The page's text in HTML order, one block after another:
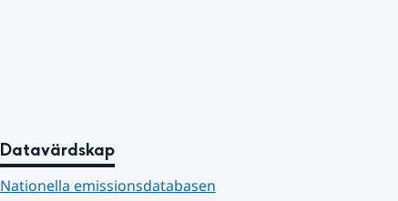
Datavärdskap
Nationella emissionsdatabasen